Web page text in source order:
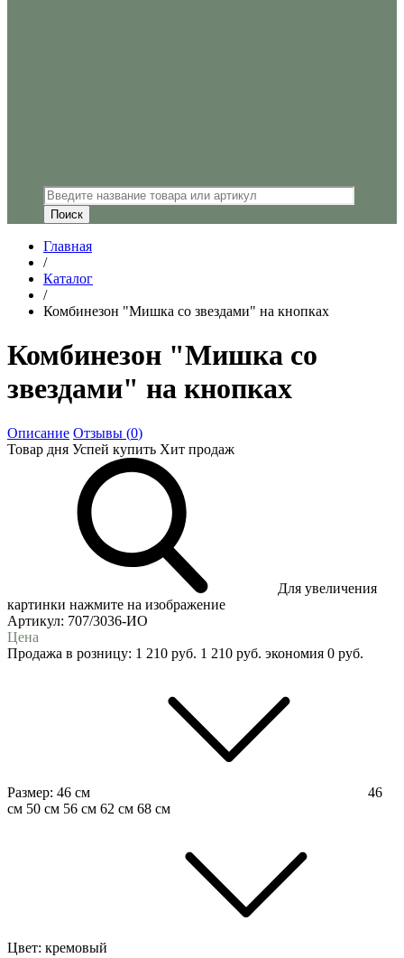
Главная
/
Каталог
/
Комбинезон "Мишка со звездами" на кнопках
Комбинезон "Мишка со
звездами" на кнопках
Описание Отзывы (0)
Товар дня Успей купить Хит продаж
Для увеличения
картинки нажмите на изображение
Артикул: 707/3036-ИО
Цена
Продажа в розницу: 1 210 руб. 1 210 руб. экономия 0 руб.
Размер: 46 см
46
см 50 см 56 см 62 см 68 см
Цвет: кремовый